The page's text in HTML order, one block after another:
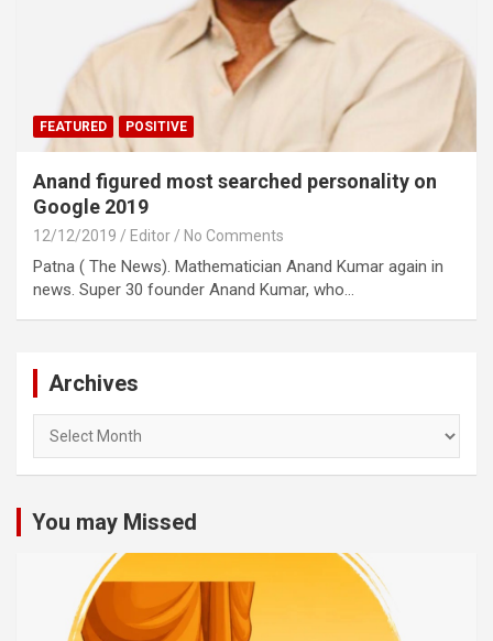
FEATURED POSITIVE
Anand figured most searched personality on
Google 2019
12/12/2019 Editor No Comments
Patna ( The News). Mathematician Anand Kumar again in
news. Super 30 founder Anand Kumar, who…
Archives
You may Missed